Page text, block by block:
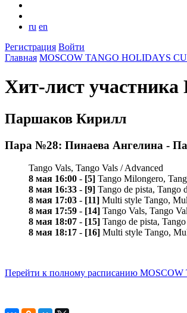
ru en
Регистрация Войти
Главная MOSCOW TANGO HOLIDAYS
Хит-лист
Паршаков Кирилл
Пара №28: Пинаева Ангелина -
Tango Vals, Tango Vals / Advanced
8 мая 16:00 - [5] Tango Milongero,
8 мая 16:33 - [9] Tango de pista, Tango
8 мая 17:03 - [11] Multi style Tango,
8 мая 17:59 - [14] Tango Vals, Tango
8 мая 18:07 - [15] Tango de pista,
8 мая 18:17 - [16] Multi style Tango,
Перейти к полному расписанию